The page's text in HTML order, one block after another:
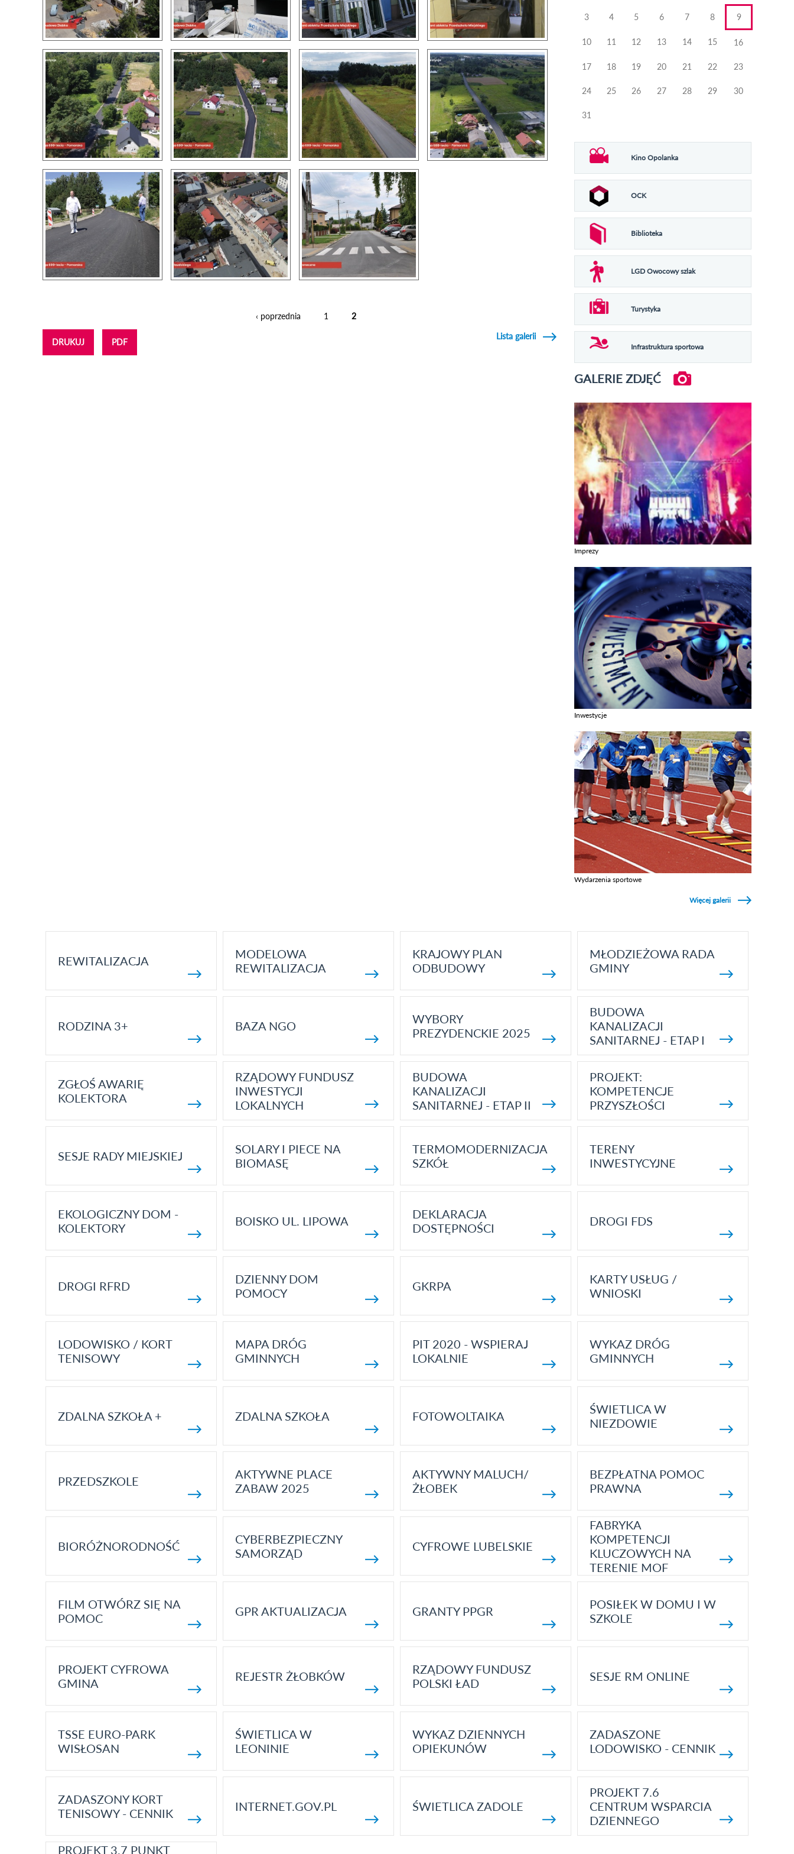
Strony
‹ poprzednia 1 2
DRUKUJ PDF
Lista galerii
3 4 5 6 7 8 9
10 11 12 13 14 15 16
17 18 19 20 21 22 23
24 25 26 27 28 29 30
31
Kino Opolanka
OCK
Biblioteka
LGD Owocowy szlak
Turystyka
Infrastruktura sportowa
GALERIE ZDJĘĆ
Imprezy
Inwestycje
Wydarzenia sportowe
Więcej galerii
REWITALIZACJA
MODELOWA
REWITALIZACJA
KRAJOWY PLAN
ODBUDOWY
MŁODZIEŻOWA RADA
GMINY
RODZINA 3+ BAZA NGO
WYBORY
PREZYDENCKIE 2025
BUDOWA
KANALIZACJI
SANITARNEJ - ETAP I
ZGŁOŚ AWARIĘ
KOLEKTORA
RZĄDOWY FUNDUSZ
INWESTYCJI
LOKALNYCH
BUDOWA
KANALIZACJI
SANITARNEJ - ETAP II
PROJEKT:
KOMPETENCJE
PRZYSZŁOŚCI
SESJE RADY MIEJSKIEJ
SOLARY I PIECE NA
BIOMASĘ
TERMOMODERNIZACJA
SZKÓŁ
TERENY
INWESTYCYJNE
EKOLOGICZNY DOM -
KOLEKTORY
BOISKO UL. LIPOWA
DEKLARACJA
DOSTĘPNOŚCI
DROGI FDS
DROGI RFRD
DZIENNY DOM
POMOCY
GKRPA
KARTY USŁUG /
WNIOSKI
LODOWISKO / KORT
TENISOWY
MAPA DRÓG
GMINNYCH
PIT 2020 - WSPIERAJ
LOKALNIE
WYKAZ DRÓG
GMINNYCH
ZDALNA SZKOŁA + ZDALNA SZKOŁA FOTOWOLTAIKA
ŚWIETLICA W
NIEZDOWIE
PRZEDSZKOLE
AKTYWNE PLACE
ZABAW 2025
AKTYWNY MALUCH/
ŻŁOBEK
BEZPŁATNA POMOC
PRAWNA
BIORÓŻNORODNOŚĆ
CYBERBEZPIECZNY
SAMORZĄD
CYFROWE LUBELSKIE
FABRYKA
KOMPETENCJI
KLUCZOWYCH NA
TERENIE MOF
FILM OTWÓRZ SIĘ NA
POMOC
GPR AKTUALIZACJA GRANTY PPGR
POSIŁEK W DOMU I W
SZKOLE
PROJEKT CYFROWA
GMINA
REJESTR ŻŁOBKÓW
RZĄDOWY FUNDUSZ
POLSKI ŁAD
SESJE RM ONLINE
TSSE EURO-PARK
WISŁOSAN
ŚWIETLICA W
LEONINIE
WYKAZ DZIENNYCH
OPIEKUNÓW
ZADASZONE
LODOWISKO - CENNIK
ZADASZONY KORT
TENISOWY - CENNIK
INTERNET.GOV.PL ŚWIETLICA ZADOLE
PROJEKT 7.6
CENTRUM WSPARCIA
DZIENNEGO
PROJEKT 3.7 PUNKT